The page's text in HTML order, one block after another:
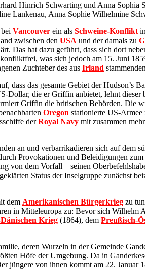
Hinrich Schwarting und Anna Sophia
Lankenau, Anna Sophie Wilhelmine
bei Vancouver ein als Schweine-Konflikt
zwischen den USA und der damals zu
Das hat dazu geführt, dass sich dort
was sich jedoch am 15. Juni
Zuchteber des aus Irland
dass das gesamte Gebiet der
die er Griffin anbietet, lehnt dieser
Griffin die britischen Behörden. Die
Oregon stationierte US-
derRoyal Navy mit zusammen
an und verbarrikadieren sich auf dem
Provokationen und Beleidigungen
von dem Vorfall – seinen
Status der Inselgruppe zunächst
dem Amerikanischen Bürgerkrieg zu
in Mitteleuropa zu: Bevor sich Wilhelm
Krieg (1864), dem Preußisch-
deren Wurzeln in der Gemeinde
Höfe der Umgebung. Da in
jüngere von ihnen kommt am 22.